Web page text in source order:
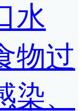
水
物过
、